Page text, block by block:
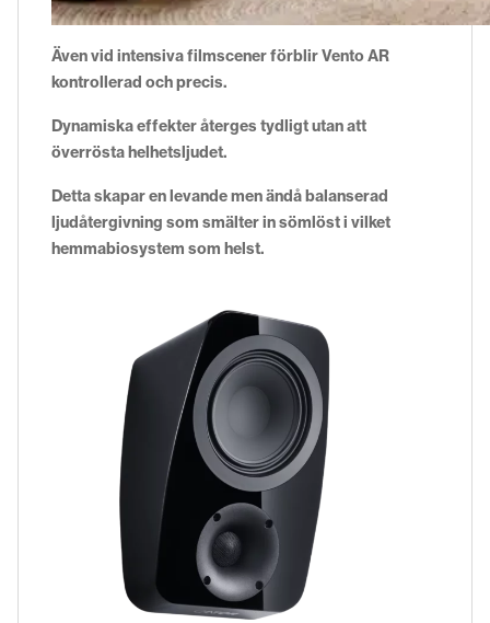
Även vid intensiva filmscener förblir Vento AR
kontrollerad och precis.
Dynamiska effekter återges tydligt utan att
överrösta helhetsljudet.
Detta skapar en levande men ändå balanserad
ljudåtergivning som smälter in sömlöst i vilket
hemmabiosystem som helst.